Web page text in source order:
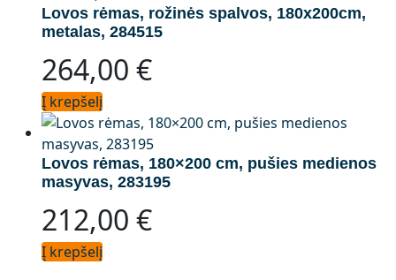
Lovos rėmas, rožinės spalvos, 180x200cm,
metalas, 284515
264,00 €
Į krepšelį
Lovos rėmas, 180×200 cm, pušies medienos
masyvas, 283195
212,00 €
Į krepšelį